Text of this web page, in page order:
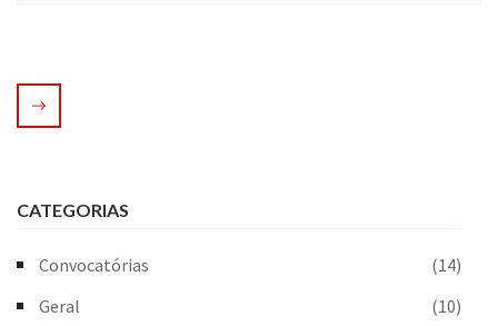
CATEGORIAS
Convocatórias
(14)
Geral
(10)